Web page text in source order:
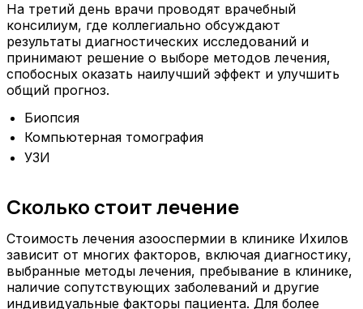
На третий день врачи проводят врачебный
консилиум, где коллегиально обсуждают
результаты диагностических исследований и
принимают решение о выборе методов лечения,
спобосных оказать наилучший эффект и улучшить
общий прогноз.
Биопсия
Компьютерная томография
УЗИ
Сколько стоит лечение
Стоимость лечения азооспермии в клинике Ихилов
зависит от многих факторов, включая диагностику,
выбранные методы лечения, пребывание в клинике,
наличие сопутствующих заболеваний и другие
индивидуальные факторы пациента. Для более